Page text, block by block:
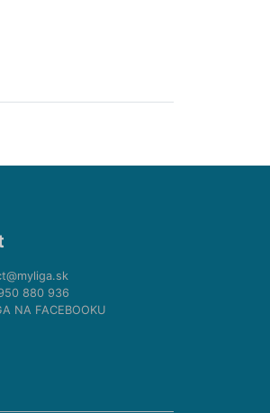
880 936
NA FACEBOOKU